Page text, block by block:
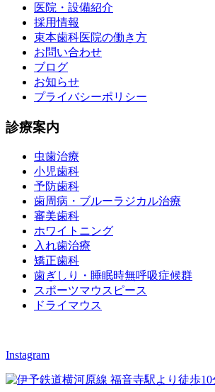
医院・設備紹介
採用情報
束本歯科医院の働き方
お問い合わせ
ブログ
お知らせ
プライバシーポリシー
診療案内
虫歯治療
小児歯科
予防歯科
歯周病・ブルーラジカル治療
審美歯科
ホワイトニング
入れ歯治療
矯正歯科
歯ぎしり・睡眠時無呼吸症候群
スポーツマウスピース
ドライマウス
Instagram